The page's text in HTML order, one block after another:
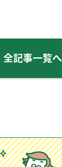
全記事一覧へ